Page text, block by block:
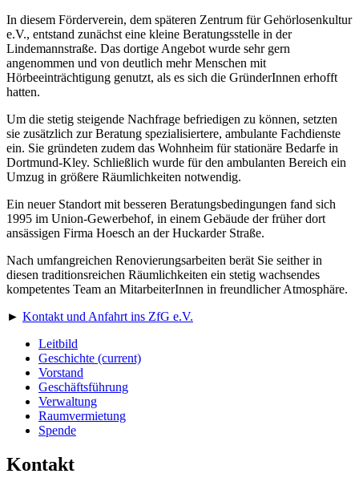
In diesem Förderverein, dem späteren Zentrum für Gehörlosenkultur
e.V., entstand zunächst eine kleine Beratungsstelle in der
Lindemannstraße. Das dortige Angebot wurde sehr gern
angenommen und von deutlich mehr Menschen mit
Hörbeeinträchtigung genutzt, als es sich die GründerInnen erhofft
hatten.
Um die stetig steigende Nachfrage befriedigen zu können, setzten
sie zusätzlich zur Beratung spezialisiertere, ambulante Fachdienste
ein. Sie gründeten zudem das Wohnheim für stationäre Bedarfe in
Dortmund-Kley. Schließlich wurde für den ambulanten Bereich ein
Umzug in größere Räumlichkeiten notwendig.
Ein neuer Standort mit besseren Beratungsbedingungen fand sich
1995 im Union-Gewerbehof, in einem Gebäude der früher dort
ansässigen Firma Hoesch an der Huckarder Straße.
Nach umfangreichen Renovierungsarbeiten berät Sie seither in
diesen traditionsreichen Räumlichkeiten ein stetig wachsendes
kompetentes Team an MitarbeiterInnen in freundlicher Atmosphäre.
► Kontakt und Anfahrt ins ZfG e.V.
Leitbild
Geschichte (current)
Vorstand
Geschäftsführung
Verwaltung
Raumvermietung
Spende
Kontakt